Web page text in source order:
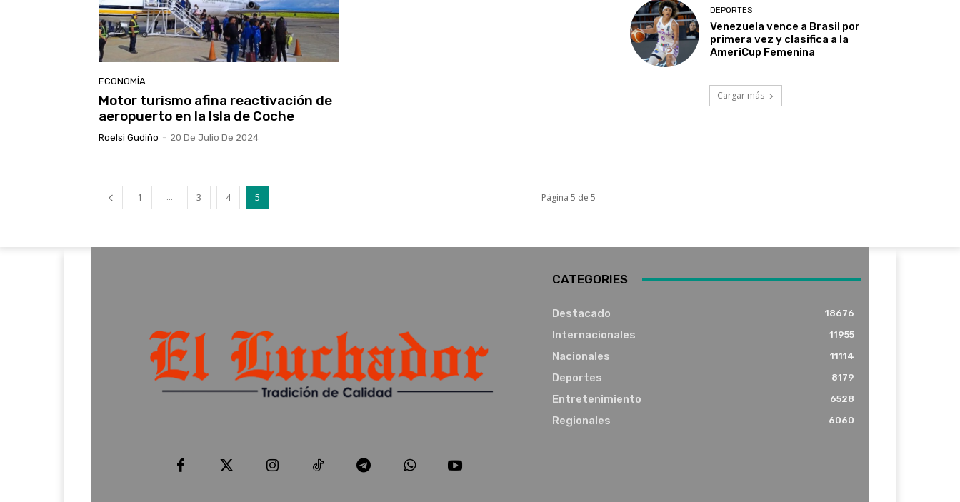
ECONOMÍA
Motor turismo afina reactivación de
aeropuerto en la Isla de Coche
Roelsi Gudiño - 20 De Julio De 2024
1 ... 3 4 5 Página 5 de 5
DEPORTES
Venezuela vence a Brasil por
primera vez y clasifica a la
AmeriCup Femenina​
Cargar más
CATEGORIES
Destacado 18676
Internacionales 11955
Nacionales 11114
Deportes 8179
Entretenimiento 6528
Regionales 6060